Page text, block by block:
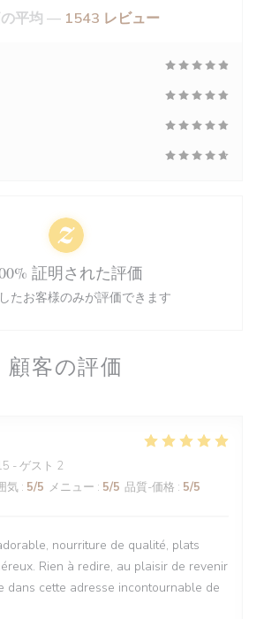
顧客の評価
- ゲスト 2
気 : 5/5 メニュー : 5/5 品質-価格 : 5/5
nourriture de qualité, plats
Rien à redire, au plaisir de revenir
dans cette adresse incontournable de
平均 — 1543 レビュー
証明された評価
たお客様のみが評価できます